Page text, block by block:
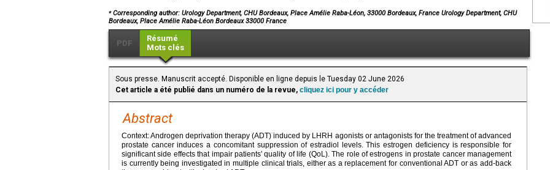
⁎Corresponding author: Urology Department, CHU Bordeaux, Place Amélie Raba-Léon, 33000 Bordeaux, France Urology Department, CHU
Bordeaux, Place Amélie Raba-Léon Bordeaux 33000 France
PDF
Résumé
Mots clés
Sous presse. Manuscrit accepté. Disponible en ligne depuis le Tuesday 02 June 2026
Cet article a été publié dans un numéro de la revue, cliquez ici pour y accéder
Abstract
Context: Androgen deprivation therapy (ADT) induced by LHRH agonists or antagonists for the treatment of advanced
prostate cancer induces a concomitant suppression of estradiol levels. This estrogen deficiency is responsible for
significant side effects that impair patients' quality of life (QoL). The role of estrogens in prostate cancer management
is currently being investigated in multiple clinical trials, either as a replacement for conventional ADT or as add-back